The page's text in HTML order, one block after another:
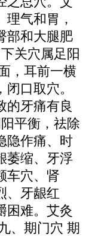
气和胃，
部和大腿肥
关穴属足阳
，耳前一横
口取穴。
的牙痛有良
平衡，祛除
隐作痛、时
萎缩、牙浮
车穴、肾
、牙龈红
困难。艾灸
、期门穴 期